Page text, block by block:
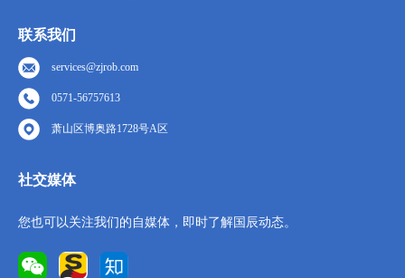
联系我们
services@zjrob.com
0571-56757613
萧山区博奥路1728号A区
社交媒体
您也可以关注我们的自媒体，即时了解国辰动态。